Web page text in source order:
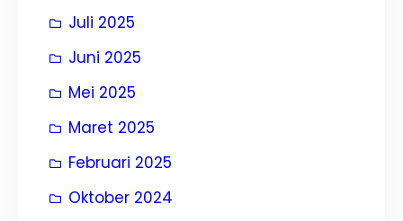
Juli 2025
Juni 2025
Mei 2025
Maret 2025
Februari 2025
Oktober 2024